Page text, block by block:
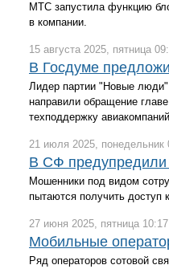
МТС запустила функцию
в компании.
15 августа 2025, пятница
В Госдуме
Лидер партии "Новые люди"
направили обращение
техподдержку
21 июля 2025, понедельник
В СФ
Мошенники под видом
пытаются получить доступ
27 июня 2025, пятница 10:17
Мобильные
Ряд операторов сотовой